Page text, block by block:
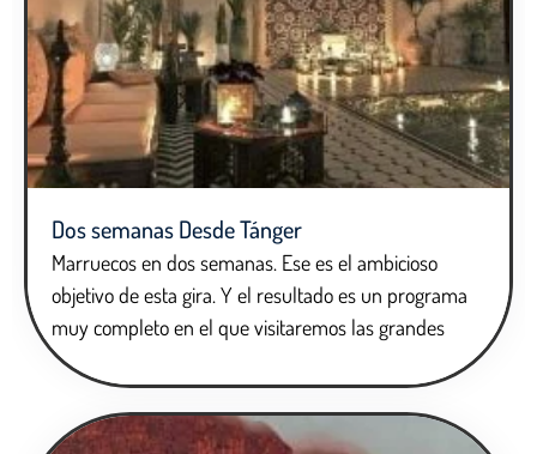
Dos semanas Desde Tánger
Marruecos en dos semanas. Ese es el ambicioso
objetivo de esta gira. Y el resultado es un programa
muy completo en el que visitaremos las grandes